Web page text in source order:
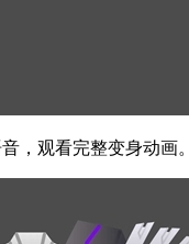
，观看完整变身动画